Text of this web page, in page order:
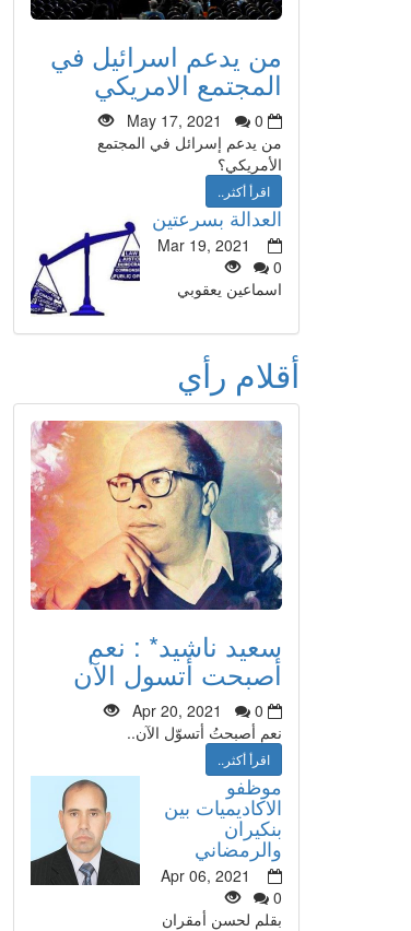
من يدعم اسرائيل في
المجتمع الامريكي
May 17, 2021
0
من يدعم إسرائل في المجتمع
الأمريكي؟
اقرأ أكثر..
العدالة بسرعتين
Mar 19, 2021
0
اسماعين يعقوبي
أقلام رأي
سعيد ناشيد* : نعم
أصبحت أتسول الآن
Apr 20, 2021
0
نعم أصبحتُ أتسوّل الآن..
اقرأ أكثر..
موظفو
الاكاديميات بين
بنكيران
والرمضاني
Apr 06, 2021
0
بقلم لحسن أمقران